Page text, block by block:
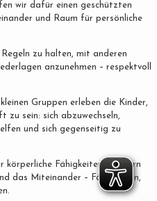
wir dafür einen geschützten
und Raum für persönliche
zu halten, mit anderen
anzunehmen – respektvoll
kleinen Gruppen erleben die Kinder,
zu sein: sich abzuwechseln,
und sich gegenseitig zu
Fähigkeiten, sondern
das Miteinander – Fähigkeiten,